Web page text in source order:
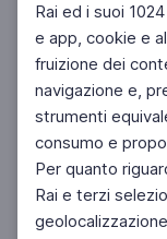
Rai ed i suoi
e app, cookie e
fruizione dei
navigazione e,
strumenti
consumo e
Per quanto
Rai e terzi
Facebook